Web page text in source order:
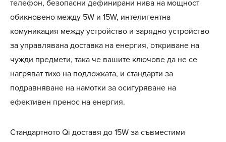
телефон, безопасни дефинирани нива на мощност
обикновено между 5W и 15W, интелигентна
комуникация между устройство и зарядно устройство
за управлявана доставка на енергия, откриване на
чужди предмети, така че вашите ключове да не се
нагряват тихо на подложката, и стандарти за
подравняване на намотки за осигуряване на
ефективен пренос на енергия.
Стандартното Qi доставя до 15W за съвместими